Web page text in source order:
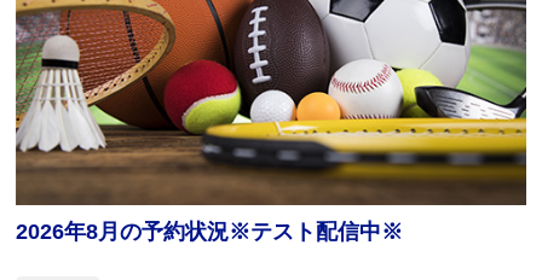
Webアクセシビリティについて
文字サイズ 標準 中
2026年8月の予約状況※テスト配信中※